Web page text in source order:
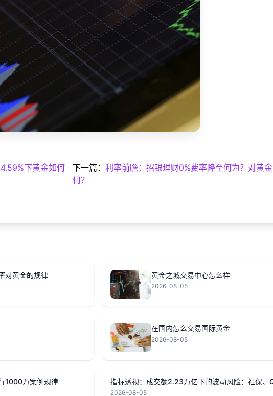
下黄金如何
下一篇：利率前瞻：招银理财0%费率降至何为？对黄
何？
对黄金的规律 黄金之城交易中心怎么样
2026-08-05
在国内怎么交易国际黄金
2026-08-05
1000万案例规律
2026-08-05